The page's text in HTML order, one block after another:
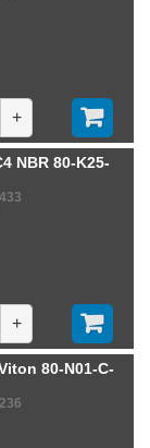
+
NBR 80-K25-
+
80-N01-C-